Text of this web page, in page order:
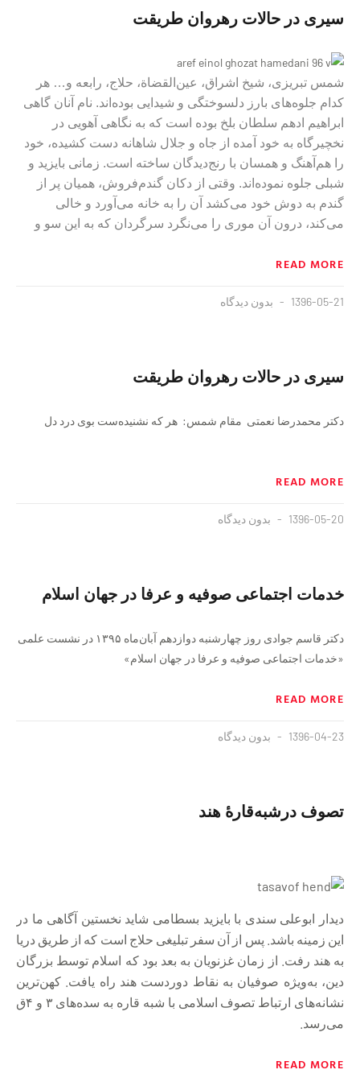
سیرى در حالات رهروان طریقت
شمس تبریزى، شیخ اشراق، عین‌القضاة، حلاج، رابعه و… هر
کدام جلوه‌‏هاى بارز دلسوختگى و‏‌ شیدایى‏‌ بوده‌‏اند. نام آنان گاهى
ابراهیم ادهم سلطان بلخ بوده است که به نگاهى آهویى در
نخچیرگاه به خود آمده از جاه و جلال شاهانه دست کشیده، خود
را هم‌آهنگ و همسان با رنج‌دیدگان ساخته است. زمانى بایزید و
شبلى جلوه نموده‌‏اند. وقتى از دکان گندم‌فروش، همیان پر از
گندم به دوش خود مى‏‌کشد آن را به خانه مى‏‌آورد و خالى
مى‏‌کند، درون آن مورى را مى‌‏نگرد سرگردان که به این سو و
READ MORE
1396-05-21 بدون دیدگاه
سیرى در حالات رهروان طریقت
دکتر محمدرضا نعمتی مقام شمس: هر که نشنیده‌‏ست بوى درد دل
READ MORE
1396-05-20 بدون دیدگاه
خدمات اجتماعی صوفیه و عرفا در جهان اسلام
دکتر قاسم جوادی روز چهارشنبه دوازدهم آبان‌ماه ۱۳۹۵ در نشست علمی
«خدمات اجتماعی صوفیه و عرفا در جهان اسلام»
READ MORE
1396-04-23 بدون دیدگاه
تصوف درشبه‌قارۀ هند
دیدار ابوعلی سندی با بایزید بسطامی شاید نخستین آگاهی ما در
این زمینه باشد. پس از آن سفر تبلیغی حلاج است که از طریق دریا
به هند رفت. از زمان غزنویان به بعد بود که اسلام توسط بزرگان
دین، به‌ویژه صوفیان به نقاط دوردست هند راه یافت. کهن‌‌ترین
نشانه‌های ارتباط تصوف اسلامی با شبه قاره به سده‌های ۳ و ۴ق
می‌رسد.
READ MORE